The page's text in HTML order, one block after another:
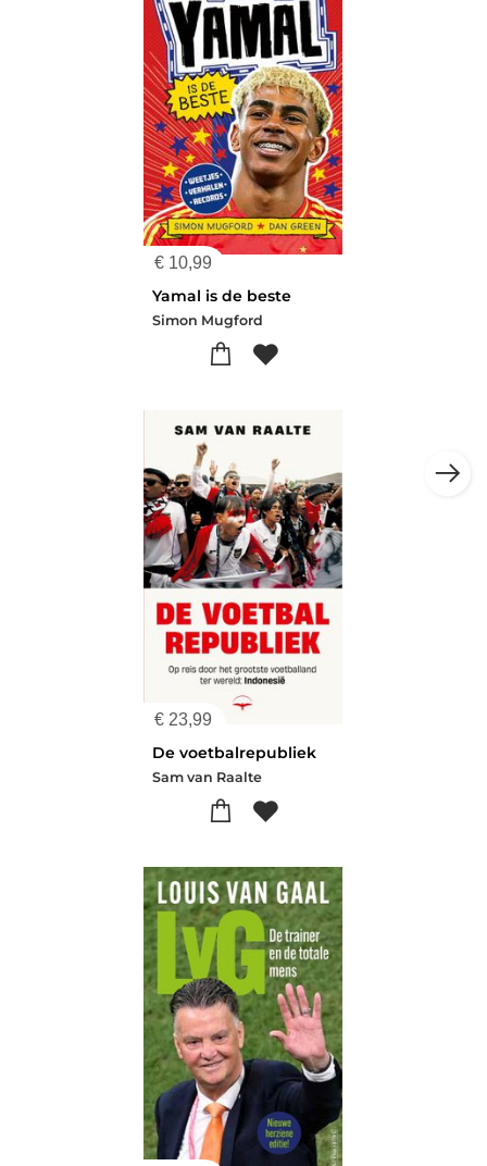
€ 10,99
Yamal is de beste
Simon Mugford
€ 23,99
De voetbalrepubliek
Sam van Raalte